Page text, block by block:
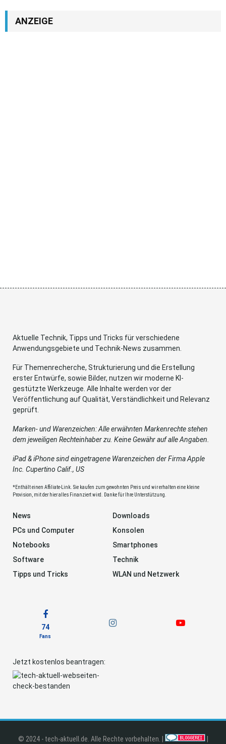
ANZEIGE
Aktuelle Technik, Tipps und Tricks für verschiedene
Anwendungsgebiete und Technik-News zusammen.
Für Themenrecherche, Strukturierung und die Erstellung
erster Entwürfe, sowie Bilder, nutzen wir moderne KI-
gestützte Werkzeuge. Alle Inhalte werden vor der
Veröffentlichung auf Qualität, Verständlichkeit und Relevanz
geprüft.
Marken- und Warenzeichen: Alle erwähnten Markenrechte stehen
dem jeweiligen Rechteinhaber zu. Keine Gewähr auf alle Angaben.
iPad & iPhone sind eingetragene Warenzeichen der Firma Apple
Inc. Cupertino Calif., US
*Enthält einen Affiliate-Link. Sie kaufen zum gewohnten Preis und wir erhalten eine kleine
Provision, mit der hier alles Finanziert wird. Danke für Ihre Unterstützung.
News
Downloads
PCs und Computer
Konsolen
Notebooks
Smartphones
Software
Technik
Tipps und Tricks
WLAN und Netzwerk
74
Fans
Jetzt kostenlos beantragen:
© 2024 - tech-aktuell.de. Alle Rechte vorbehalten. |